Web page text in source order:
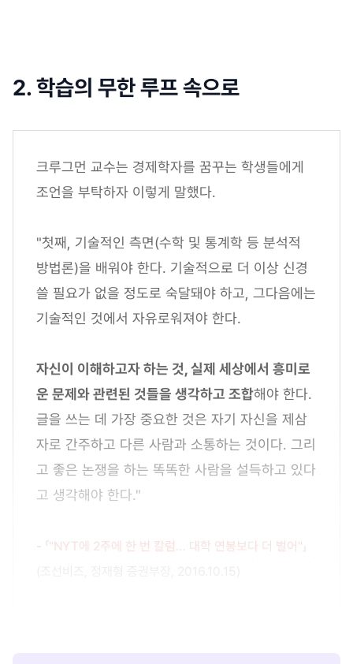
2. 학습의 무한 루프 속으로
크루그먼 교수는 경제학자를 꿈꾸는 학생들에게
조언을 부탁하자 이렇게 말했다.
"첫째, 기술적인 측면(수학 및 통계학 등 분석적
방법론)을 배워야 한다. 기술적으로 더 이상 신경
쓸 필요가 없을 정도로 숙달돼야 하고, 그다음에는
기술적인 것에서 자유로워져야 한다.
자신이 이해하고자 하는 것, 실제 세상에서 흥미로
운 문제와 관련된 것들을 생각하고 조합해야 한다.
글을 쓰는 데 가장 중요한 것은 자기 자신을 제삼
자로 간주하고 다른 사람과 소통하는 것이다. 그리
고 좋은 논쟁을 하는 똑똑한 사람을 설득하고 있다
고 생각해야 한다."
- 「"NYT에 2주에 한 번 칼럼… 대학 연봉보다 더 벌어"」